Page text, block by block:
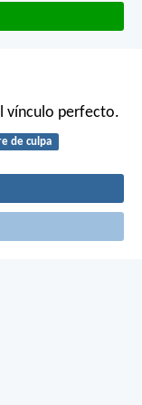
vínculo perfecto.
de culpa